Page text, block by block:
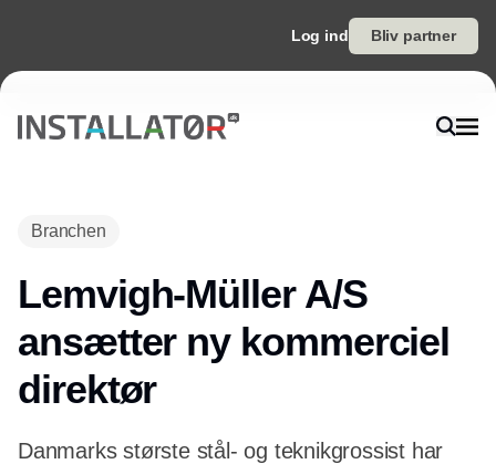
Log ind Bliv partner
Branchen
Lemvigh-Müller A/S
ansætter ny kommerciel
direktør
Danmarks største stål- og teknikgrossist har